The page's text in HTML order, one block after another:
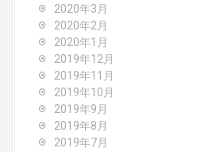
2020年3月
2020年2月
2020年1月
2019年12月
2019年11月
2019年10月
2019年9月
2019年8月
2019年7月